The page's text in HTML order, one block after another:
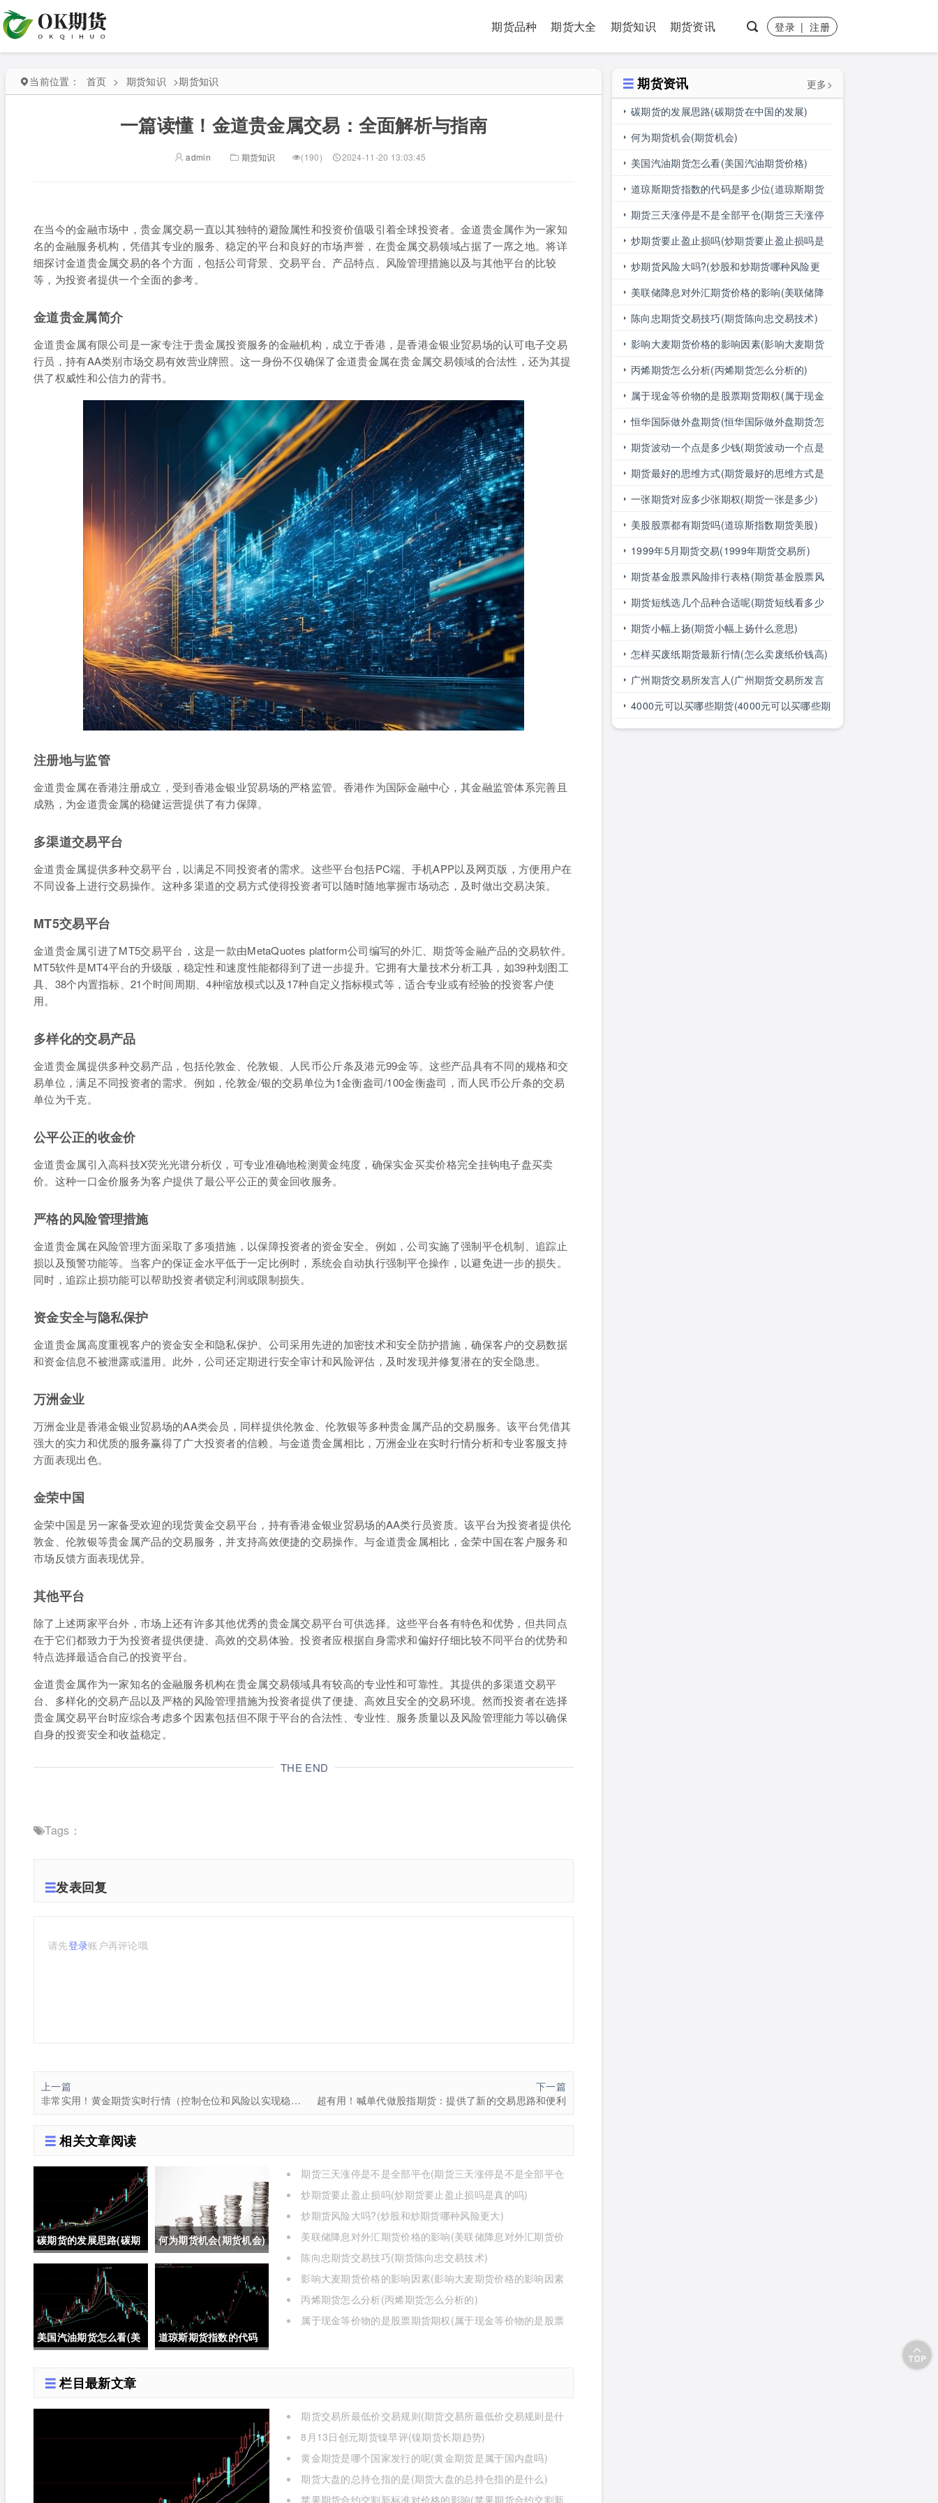
期货品种 期货大全 期货知识 期货资讯 登录|注册
当前位置： 首页 > 期货知识 >期货知识
一篇读懂！金道贵金属交易：全面解析与指南
admin 期货知识 (190) 2024-11-20 13:03:45
在当今的金融市场中，贵金属交易一直以其独特的避险属性和投资价值吸引着全球投资者。金道贵金属作为一家知
名的金融服务机构，凭借其专业的服务、稳定的平台和良好的市场声誉，在贵金属交易领域占据了一席之地。将详
细探讨金道贵金属交易的各个方面，包括公司背景、交易平台、产品特点、风险管理措施以及与其他平台的比较
等，为投资者提供一个全面的参考。
金道贵金属简介
金道贵金属有限公司是一家专注于贵金属投资服务的金融机构，成立于香港，是香港金银业贸易场的认可电子交易
行员，持有AA类别市场交易有效营业牌照。这一身份不仅确保了金道贵金属在贵金属交易领域的合法性，还为其提
供了权威性和公信力的背书。
注册地与监管
金道贵金属在香港注册成立，受到香港金银业贸易场的严格监管。香港作为国际金融中心，其金融监管体系完善且
成熟，为金道贵金属的稳健运营提供了有力保障。
多渠道交易平台
金道贵金属提供多种交易平台，以满足不同投资者的需求。这些平台包括PC端、手机APP以及网页版，方便用户在
不同设备上进行交易操作。这种多渠道的交易方式使得投资者可以随时随地掌握市场动态，及时做出交易决策。
MT5交易平台
金道贵金属引进了MT5交易平台，这是一款由MetaQuotes platform公司编写的外汇、期货等金融产品的交易软件。
MT5软件是MT4平台的升级版，稳定性和速度性能都得到了进一步提升。它拥有大量技术分析工具，如39种划图工
具、38个内置指标、21个时间周期、4种缩放模式以及17种自定义指标模式等，适合专业或有经验的投资客户使
用。
多样化的交易产品
金道贵金属提供多种交易产品，包括伦敦金、伦敦银、人民币公斤条及港元99金等。这些产品具有不同的规格和交
易单位，满足不同投资者的需求。例如，伦敦金/银的交易单位为1金衡盎司/100金衡盎司，而人民币公斤条的交易
单位为千克。
公平公正的收金价
金道贵金属引入高科技X荧光光谱分析仪，可专业准确地检测黄金纯度，确保实金买卖价格完全挂钩电子盘买卖
价。这种一口金价服务为客户提供了最公平公正的黄金回收服务。
严格的风险管理措施
金道贵金属在风险管理方面采取了多项措施，以保障投资者的资金安全。例如，公司实施了强制平仓机制、追踪止
损以及预警功能等。当客户的保证金水平低于一定比例时，系统会自动执行强制平仓操作，以避免进一步的损失。
同时，追踪止损功能可以帮助投资者锁定利润或限制损失。
资金安全与隐私保护
金道贵金属高度重视客户的资金安全和隐私保护。公司采用先进的加密技术和安全防护措施，确保客户的交易数据
和资金信息不被泄露或滥用。此外，公司还定期进行安全审计和风险评估，及时发现并修复潜在的安全隐患。
万洲金业
万洲金业是香港金银业贸易场的AA类会员，同样提供伦敦金、伦敦银等多种贵金属产品的交易服务。该平台凭借其
强大的实力和优质的服务赢得了广大投资者的信赖。与金道贵金属相比，万洲金业在实时行情分析和专业客服支持
方面表现出色。
金荣中国
金荣中国是另一家备受欢迎的现货黄金交易平台，持有香港金银业贸易场的AA类行员资质。该平台为投资者提供伦
敦金、伦敦银等贵金属产品的交易服务，并支持高效便捷的交易操作。与金道贵金属相比，金荣中国在客户服务和
市场反馈方面表现优异。
其他平台
除了上述两家平台外，市场上还有许多其他优秀的贵金属交易平台可供选择。这些平台各有特色和优势，但共同点
在于它们都致力于为投资者提供便捷、高效的交易体验。投资者应根据自身需求和偏好仔细比较不同平台的优势和
特点选择最适合自己的投资平台。
金道贵金属作为一家知名的金融服务机构在贵金属交易领域具有较高的专业性和可靠性。其提供的多渠道交易平
台、多样化的交易产品以及严格的风险管理措施为投资者提供了便捷、高效且安全的交易环境。然而投资者在选择
贵金属交易平台时应综合考虑多个因素包括但不限于平台的合法性、专业性、服务质量以及风险管理能力等以确保
自身的投资安全和收益稳定。
THE END
Tags：
发表回复
请先登录账户再评论哦
上一篇
非常实用！黄金期货实时行情（控制仓位和风险以实现稳健的收益）
下一篇
超有用！喊单代做股指期货：提供了新的交易思路和便利
相关文章阅读
碳期货的发展思路(碳期
货在中国的发展)
何为期货机会(期货机会)
美国汽油期货怎么看(美
道琼斯期货指数的代码
期货三天涨停是不是全部平仓(期货三天涨停是不是全部平仓
炒期货要止盈止损吗(炒期货要止盈止损吗是真的吗)
炒期货风险大吗?(炒股和炒期货哪种风险更大)
美联储降息对外汇期货价格的影响(美联储降息对外汇期货价
格的影响有哪些)
陈向忠期货交易技巧(期货陈向忠交易技术)
影响大麦期货价格的影响因素(影响大麦期货价格的影响因素
有哪些)
丙烯期货怎么分析(丙烯期货怎么分析的)
属于现金等价物的是股票期货期权(属于现金等价物的是股票
栏目最新文章
期货交易所最低价交易规则(期货交易所最低价交易规则是什
8月13日创元期货镍早评(镍期货长期趋势)
黄金期货是哪个国家发行的呢(黄金期货是属于国内盘吗)
期货大盘的总持仓指的是(期货大盘的总持仓指的是什么)
苹果期货合约交割新标准对价格的影响(苹果期货合约交割新
期货资讯
更多>
碳期货的发展思路(碳期货在中国的发展)
何为期货机会(期货机会)
美国汽油期货怎么看(美国汽油期货价格)
道琼斯期货指数的代码是多少位(道琼斯期货
指数的代码是多少位的)
期货三天涨停是不是全部平仓(期货三天涨停
是不是全部平仓了)
炒期货要止盈止损吗(炒期货要止盈止损吗是
真的吗)
炒期货风险大吗?(炒股和炒期货哪种风险更
大)
美联储降息对外汇期货价格的影响(美联储降
息对外汇期货价格的影响有哪些)
陈向忠期货交易技巧(期货陈向忠交易技术)
影响大麦期货价格的影响因素(影响大麦期货
价格的影响因素有哪些)
丙烯期货怎么分析(丙烯期货怎么分析的)
属于现金等价物的是股票期货期权(属于现金
等价物的是股票期货期权吗)
恒华国际做外盘期货(恒华国际做外盘期货怎
么样)
期货波动一个点是多少钱(期货波动一个点是
多少钱明细表)
期货最好的思维方式(期货最好的思维方式是
什么)
一张期货对应多少张期权(期货一张是多少)
美股股票都有期货吗(道琼斯指数期货美股)
1999年5月期货交易(1999年期货交易所)
期货基金股票风险排行表格(期货基金股票风
险排行表格图)
期货短线选几个品种合适呢(期货短线看多少
分钟线)
期货小幅上扬(期货小幅上扬什么意思)
怎样买废纸期货最新行情(怎么卖废纸价钱高)
广州期货交易所发言人(广州期货交易所发言
人是谁)
4000元可以买哪些期货(4000元可以买哪些期
货呢)